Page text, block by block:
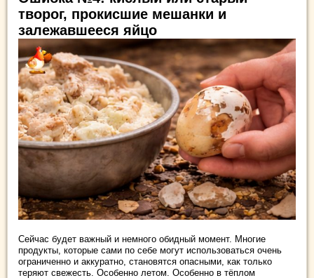
творог, прокисшие мешанки и
залежавшееся яйцо
Сейчас будет важный и немного обидный момент. Многие
продукты, которые сами по себе могут использоваться очень
ограниченно и аккуратно, становятся опасными, как только
теряют свежесть. Особенно летом. Особенно в тёплом